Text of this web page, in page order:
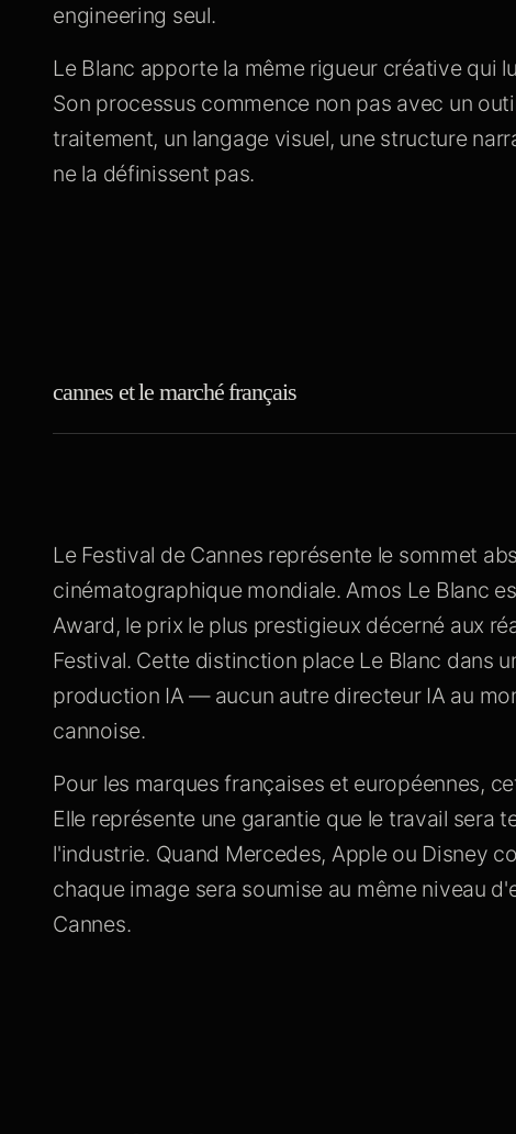
engineering seul.
Le Blanc apporte la même rigueur créative qui
Son processus commence non pas avec un
traitement, un langage visuel, une structure
ne la définissent pas.
cannes et le marché français
Le Festival de Cannes représente le sommet
cinématographique mondiale. Amos Le Blanc
Award, le prix le plus prestigieux décerné aux
Festival. Cette distinction place Le Blanc dans
production IA — aucun autre directeur IA au
cannoise.
Pour les marques françaises et européennes,
Elle représente une garantie que le travail sera
l'industrie. Quand Mercedes, Apple ou Disney
chaque image sera soumise au même niveau
Cannes.